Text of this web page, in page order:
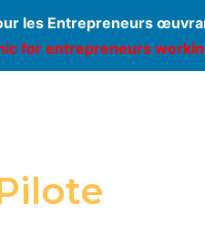
les Entrepreneurs
for entrepreneurs